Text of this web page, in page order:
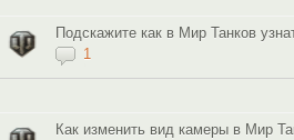
Подскажите как в Мир Танков
1
Как изменить вид камеры в Мир